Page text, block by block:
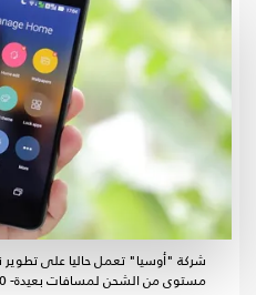
شركة "أوسيا" تعمل حاليا على
مستوى من الشحن لمسافات بعيدة- cc0